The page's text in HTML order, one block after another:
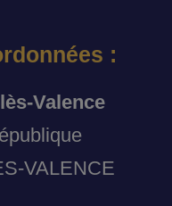
:
Valence
VALENCE